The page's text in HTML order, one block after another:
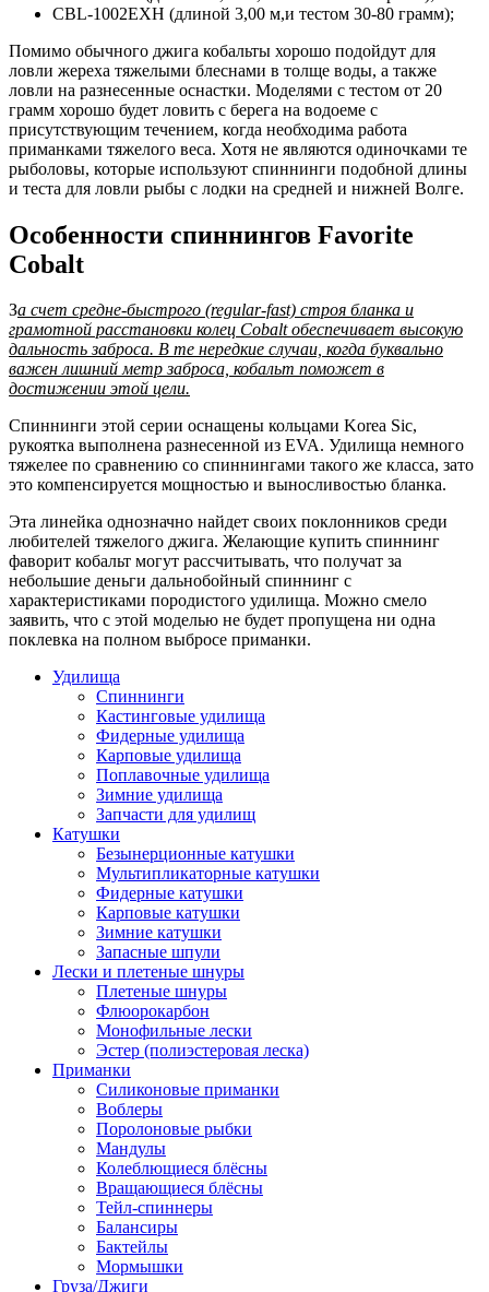
СВL-1002EXH (длиной 3,00 м,и тестом 30-80 грамм);
Помимо обычного джига кобальты хорошо подойдут для
ловли жереха тяжелыми блеснами в толще воды, а также
ловли на разнесенные оснастки. Моделями с тестом от 20
грамм хорошо будет ловить с берега на водоеме с
присутствующим течением, когда необходима работа
приманками тяжелого веса. Хотя не являются одиночками те
рыболовы, которые используют спиннинги подобной длины
и теста для ловли рыбы с лодки на средней и нижней Волге.
Особенности спиннингов Favorite
Cobalt
За счет средне-быстрого (regular-fast) строя бланка и
грамотной расстановки колец Cobalt обеспечивает высокую
дальность заброса. В те нередкие случаи, когда буквально
важен лишний метр заброса, кобальт поможет в
достижении этой цели.
Спиннинги этой серии оснащены кольцами Korea Sic,
рукоятка выполнена разнесенной из EVA. Удилища немного
тяжелее по сравнению со спиннингами такого же класса, зато
это компенсируется мощностью и выносливостью бланка.
Эта линейка однозначно найдет своих поклонников среди
любителей тяжелого джига. Желающие купить спиннинг
фаворит кобальт могут рассчитывать, что получат за
небольшие деньги дальнобойный спиннинг с
характеристиками породистого удилища. Можно смело
заявить, что c этой моделью не будет пропущена ни одна
поклевка на полном выбросе приманки.
Удилища
Спиннинги
Кастинговые удилища
Фидерные удилища
Карповые удилища
Поплавочные удилища
Зимние удилища
Запчасти для удилищ
Катушки
Безынерционные катушки
Мультипликаторные катушки
Фидерные катушки
Карповые катушки
Зимние катушки
Запасные шпули
Лески и плетеные шнуры
Плетеные шнуры
Флюорокарбон
Монофильные лески
Эстер (полиэстеровая леска)
Приманки
Силиконовые приманки
Воблеры
Поролоновые рыбки
Мандулы
Колеблющиеся блёсны
Вращающиеся блёсны
Тейл-спиннеры
Балансиры
Бактейлы
Мормышки
Груза/Джиги